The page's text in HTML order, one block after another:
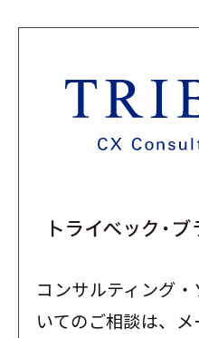
コンサルティング
いてのご相談は、